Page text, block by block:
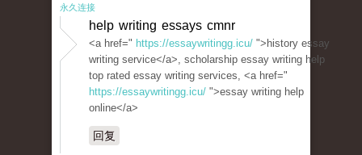
永久连接
help writing essays cmnr
<a href=" https://essaywritingg.icu/ ">history essay
writing service</a>, scholarship essay writing help
top rated essay writing services, <a href="
https://essaywritingg.icu/ ">essay writing help
online</a>
回复